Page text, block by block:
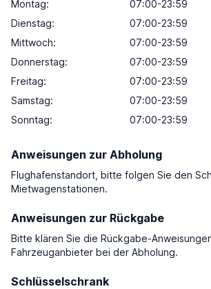
Montag:
07:00-23:59
Dienstag:
07:00-23:59
Mittwoch:
07:00-23:59
Donnerstag:
07:00-23:59
Freitag:
07:00-23:59
Samstag:
07:00-23:59
Sonntag: 07:00-23:59
Anweisungen zur Abholung
Flughafenstandort, bitte folgen Sie den
Mietwagenstationen.
Anweisungen zur Rückgabe
Bitte klären Sie die Rückgabe-
Fahrzeuganbieter bei der Abholung.
Schlüsselschrank